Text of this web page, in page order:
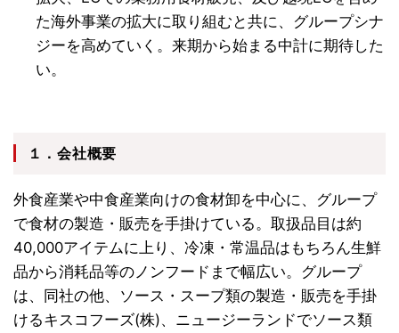
た海外事業の拡大に取り組むと共に、グループシナ
ジーを高めていく。来期から始まる中計に期待した
い。
１．会社概要
外食産業や中食産業向けの食材卸を中心に、グループ
で食材の製造・販売を手掛けている。取扱品目は約
40,000アイテムに上り、冷凍・常温品はもちろん生鮮
品から消耗品等のノンフードまで幅広い。グループ
は、同社の他、ソース・スープ類の製造・販売を手掛
けるキスコフーズ(株)、ニュージーランドでソース類